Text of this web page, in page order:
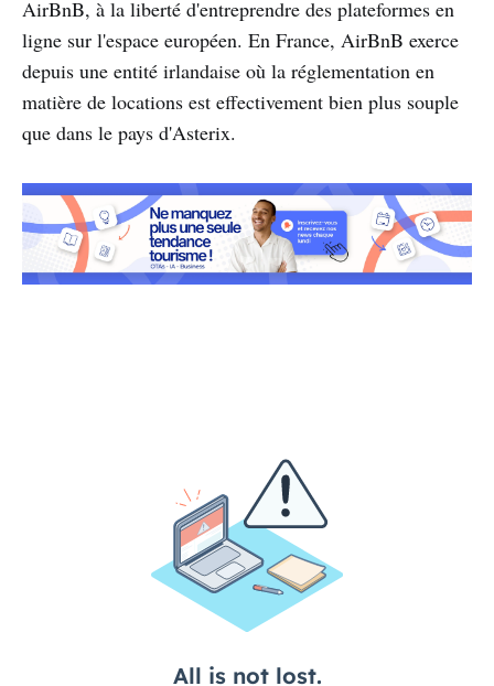
AirBnB, à la liberté d'entreprendre des plateformes en
ligne sur l'espace européen. En France, AirBnB exerce
depuis une entité irlandaise où la réglementation en
matière de locations est effectivement bien plus souple
que dans le pays d'Asterix.